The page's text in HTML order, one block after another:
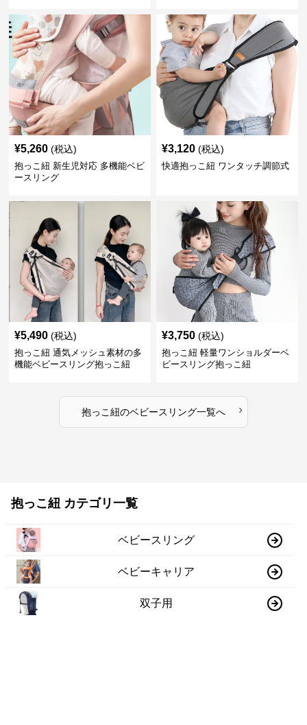
¥5,260 (税込)
抱っこ紐 新生児対応 多機能ベビ
ースリング
¥3,120 (税込)
快適抱っこ紐 ワンタッチ調節式
¥5,490 (税込)
抱っこ紐 通気メッシュ素材の多
機能ベビースリング抱っこ紐
¥3,750 (税込)
抱っこ紐 軽量ワンショルダーベ
ビースリング抱っこ紐
抱っこ紐のベビースリング一覧へ ›
抱っこ紐 カテゴリ一覧
ベビースリング
ベビーキャリア
双子用